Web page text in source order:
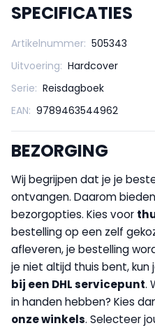
SPECIFICATIES
Artikelnummer: 505343
Uitvoering: Hardcover
Serie: Reisdagboek
EAN: 9789463544962
BEZORGING
Wij begrijpen dat je je
ontvangen. Daarom
bezorgopties. Kies voor
bestelling op een zelf
afleveren, je bestelling
je niet altijd thuis bent, kun
bij een DHL servicepunt.
in handen hebben? Kies
onze winkels. Selecteer